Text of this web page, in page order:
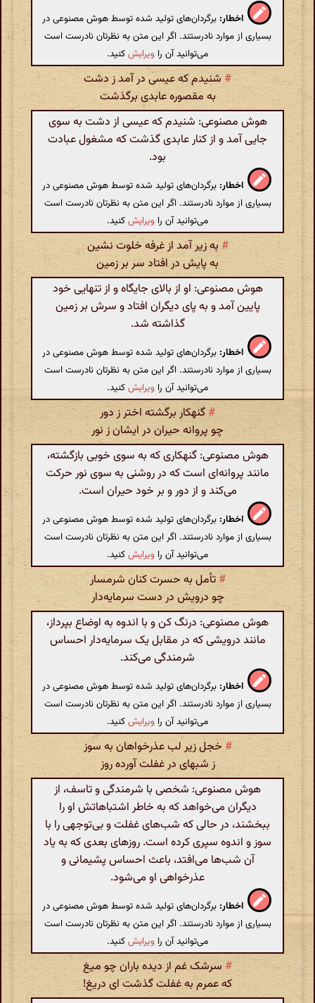
اخطار: برگردان‌های تولید شده توسط هوش مصنوعی در
بسیاری از موارد نادرستند. اگر این متن به نظرتان نادرست است
می‌توانید آن را ویرایشکنید.
# شنیدم که عیسی در آمد ز دشت
به مقصوره عابدی برگذشت
هوش مصنوعی: شنیدم که عیسی از دشت به سوی
جایی آمد و از کنار عابدی گذشت که مشغول عبادت
بود.
اخطار: برگردان‌های تولید شده توسط هوش مصنوعی در
بسیاری از موارد نادرستند. اگر این متن به نظرتان نادرست است
می‌توانید آن را ویرایشکنید.
# به زیر آمد از غرفه خلوت نشین
به پایش در افتاد سر بر زمین
هوش مصنوعی: او از بالای جایگاه و از تنهایی خود
پایین آمد و به پای دیگران افتاد و سرش بر زمین
گذاشته شد.
اخطار: برگردان‌های تولید شده توسط هوش مصنوعی در
بسیاری از موارد نادرستند. اگر این متن به نظرتان نادرست است
می‌توانید آن را ویرایشکنید.
#گنهکار برگشته اختر ز دور
چو پروانه حیران در ایشان ز نور
هوش مصنوعی: گنهکاری که به سوی خوبی بازگشته،
مانند پروانه‌ای است که در روشنی به سوی نور حرکت
می‌کند و از دور و بر خود حیران است.
اخطار: برگردان‌های تولید شده توسط هوش مصنوعی در
بسیاری از موارد نادرستند. اگر این متن به نظرتان نادرست است
می‌توانید آن را ویرایشکنید.
#تأمل به حسرت کنان شرمسار
چو درویش در دست سرمایه‌دار
هوش مصنوعی: درنگ کن و با اندوه به اوضاع بپرداز،
مانند درویشی که در مقابل یک سرمایه‌دار احساس
شرمندگی می‌کند.
اخطار: برگردان‌های تولید شده توسط هوش مصنوعی در
بسیاری از موارد نادرستند. اگر این متن به نظرتان نادرست است
می‌توانید آن را ویرایشکنید.
# خجل زیر لب عذرخواهان به سوز
ز شبهای در غفلت آورده روز
هوش مصنوعی: شخصی با شرمندگی و تاسف، از
دیگران می‌خواهد که به خاطر اشتباهاتش او را
ببخشند، در حالی که شب‌های غفلت و بی‌توجهی را با
سوز و اندوه سپری کرده است. روزهای بعدی که به یاد
آن شب‌ها می‌افتد، باعث احساس پشیمانی و
عذرخواهی او می‌شود.
اخطار: برگردان‌های تولید شده توسط هوش مصنوعی در
بسیاری از موارد نادرستند. اگر این متن به نظرتان نادرست است
می‌توانید آن را ویرایشکنید.
# سرشک غم از دیده باران چو میغ
که عمرم به غفلت گذشت ای دریغ!